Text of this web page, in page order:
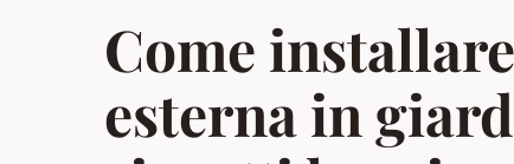
Come
esterna in